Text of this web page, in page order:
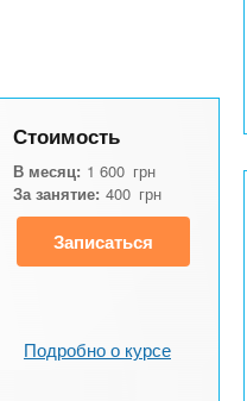
Стоимость
В месяц: 1 600 грн
За занятие: 400 грн
Записаться
Подробно о курсе